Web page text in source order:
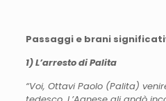
Passaggi e brani
1) L’arresto di Palita
“Voi, Ottavi Paolo (Palita)